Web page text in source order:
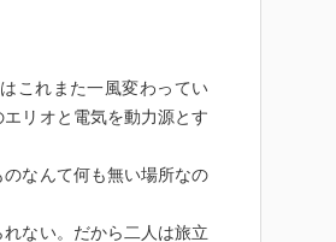
これまた一風変わってい
リオと電気を動力源とす
なんて何も無い場所なの
ない。だから二人は旅立